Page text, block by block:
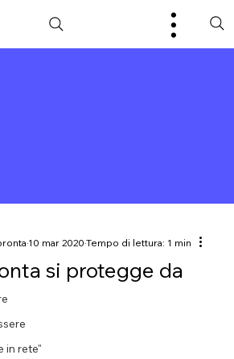
in rete"
si protegge da
10 mar 2020Tempo di lettura: 1 min
stelle su 5.